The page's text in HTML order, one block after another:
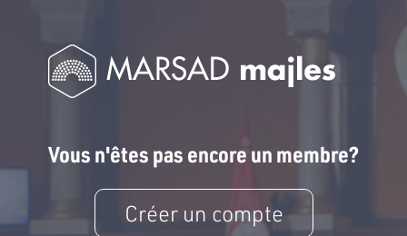
Vous n'êtes pas encore un membre?
Créer un compte